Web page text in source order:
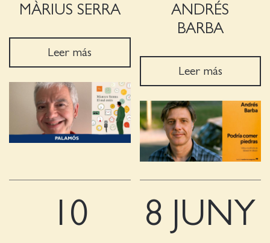
MÀRIUS SERRA
Leer más
ANDRÉS
BARBA
Leer más
10
8 JUNY